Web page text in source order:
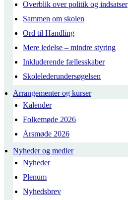
Overblik over politik og indsatser
Sammen om skolen
Ord til Handling
Mere ledelse – mindre styring
Inkluderende fællesskaber
Skolelederundersøgelsen
Arrangementer og kurser
Kalender
Folkemøde 2026
Årsmøde 2026
Nyheder og medier
Nyheder
Plenum
Nyhedsbrev